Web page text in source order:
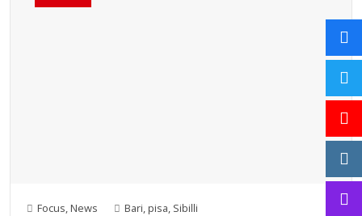
Focus, News Bari, pisa, Sibilli